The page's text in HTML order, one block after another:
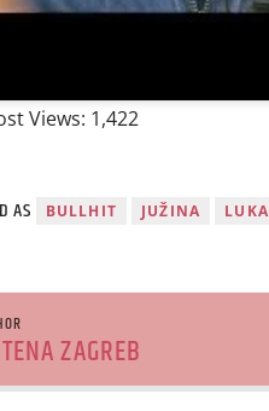
Views: 1,422
AS BULLHIT JUŽINA
ZAGREB